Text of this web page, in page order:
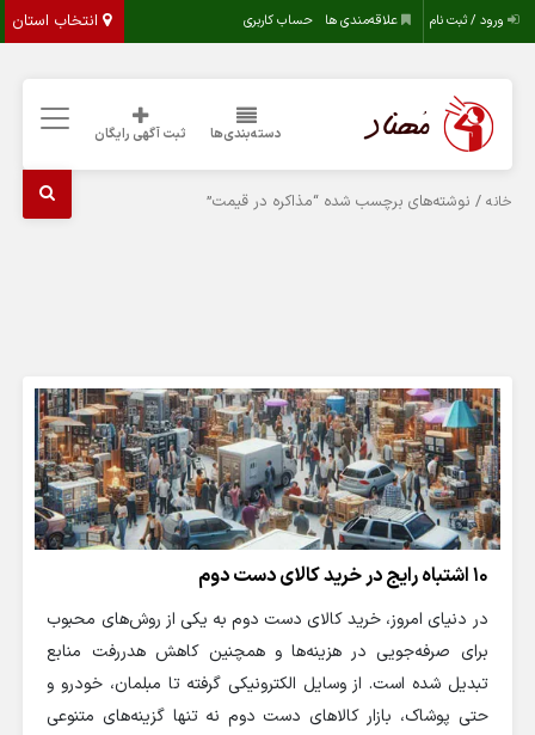
انتخاب استان ورود / ثبت نام علاقه‌مندی ها حساب کاربری
دسته‌بندی‌ها ثبت آگهی رایگان
خانه / نوشته‌های برچسب شده “مذاکره در قیمت”
۱۰ اشتباه رایج در خرید کالای دست دوم
در دنیای امروز، خرید کالای دست دوم به یکی از روش‌های محبوب
برای صرفه‌جویی در هزینه‌ها و همچنین کاهش هدررفت منابع
تبدیل شده است. از وسایل الکترونیکی گرفته تا مبلمان، خودرو و
حتی پوشاک، بازار کالاهای دست دوم نه تنها گزینه‌های متنوعی